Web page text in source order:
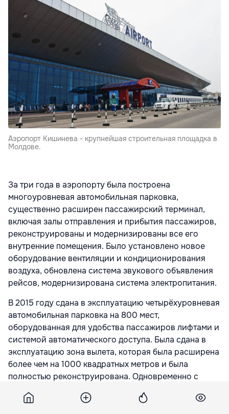
Аэропорт Кишинева - крупнейшая строительная площадка в
Молдове.
За три года в аэропорту была построена
многоуровневая автомобильная парковка,
существенно расширен пассажирский терминал,
включая залы отправления и прибытия пассажиров,
реконструированы и модернизированы все его
внутренние помещения. Было установлено новое
оборудование вентиляции и кондиционирования
воздуха, обновлена система звукового объявления
рейсов, модернизирована система электропитания.
В 2015 году сдана в эксплуатацию четырёхуровневая
автомобильная парковка на 800 мест,
оборудованная для удобства паcсажиров лифтами и
системой автоматического доступа. Была сдана в
эксплуатацию зона вылета, которая была расширена
более чем на 1000 квадратных метров и была
полностью реконструирована. Одновременно с
обновлены все сети и системы, обеспечивающие